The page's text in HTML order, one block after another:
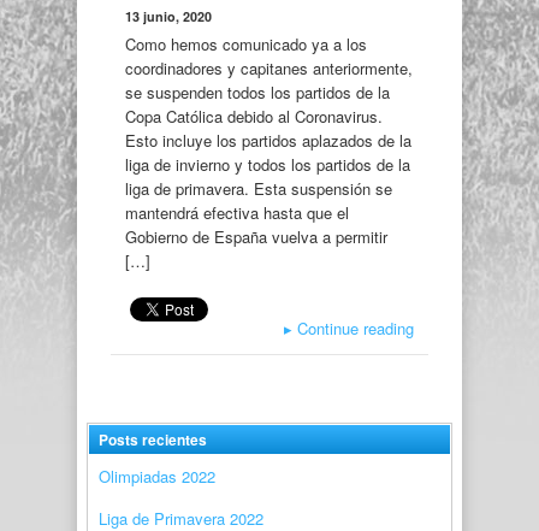
13 junio, 2020
Como hemos comunicado ya a los
coordinadores y capitanes anteriormente,
se suspenden todos los partidos de la
Copa Católica debido al Coronavirus.
Esto incluye los partidos aplazados de la
liga de invierno y todos los partidos de la
liga de primavera. Esta suspensión se
mantendrá efectiva hasta que el
Gobierno de España vuelva a permitir
[…]
▸ Continue reading
Posts recientes
Olimpiadas 2022
Liga de Primavera 2022